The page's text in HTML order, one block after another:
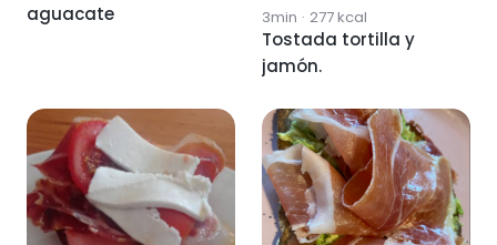
aguacate
3min · 277kcal
Tostada tortilla y
jamón.